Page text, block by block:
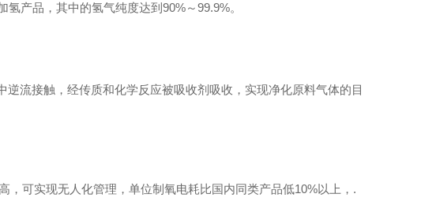
氢产品，其中的氢气纯度达到 90%～99.9%。
流接触，经传质和化学反应被吸收剂吸收，实现净化原料气体的目
，可实现无人化管理，单位制氧电耗比国内同类产品低10%以上，.